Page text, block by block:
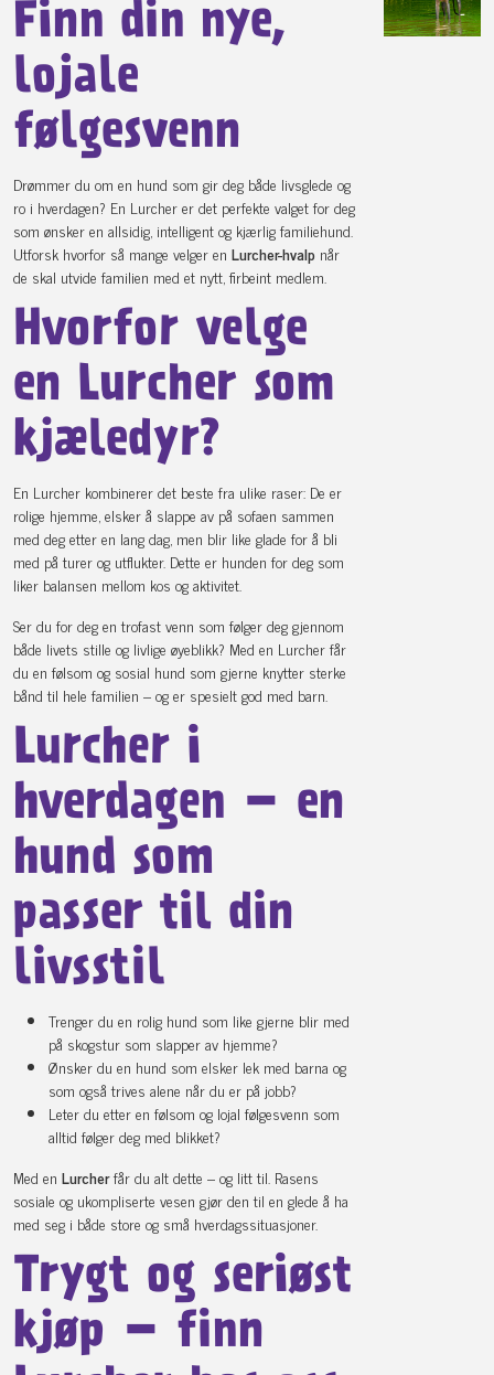
Finn din nye,
lojale
følgesvenn
Drømmer du om en hund som gir deg både livsglede og
ro i hverdagen? En Lurcher er det perfekte valget for deg
som ønsker en allsidig, intelligent og kjærlig familiehund.
Utforsk hvorfor så mange velger en Lurcher-hvalp når
de skal utvide familien med et nytt, firbeint medlem.
Hvorfor velge
en Lurcher som
kjæledyr?
En Lurcher kombinerer det beste fra ulike raser: De er
rolige hjemme, elsker å slappe av på sofaen sammen
med deg etter en lang dag, men blir like glade for å bli
med på turer og utflukter. Dette er hunden for deg som
liker balansen mellom kos og aktivitet.
Ser du for deg en trofast venn som følger deg gjennom
både livets stille og livlige øyeblikk? Med en Lurcher får
du en følsom og sosial hund som gjerne knytter sterke
bånd til hele familien – og er spesielt god med barn.
Lurcher i
hverdagen – en
hund som
passer til din
livsstil
Trenger du en rolig hund som like gjerne blir med
på skogstur som slapper av hjemme?
Ønsker du en hund som elsker lek med barna og
som også trives alene når du er på jobb?
Leter du etter en følsom og lojal følgesvenn som
alltid følger deg med blikket?
Med en Lurcherfår du alt dette – og litt til. Rasens
sosiale og ukompliserte vesen gjør den til en glede å ha
med seg i både store og små hverdagssituasjoner.
Trygt og seriøst
kjøp – finn